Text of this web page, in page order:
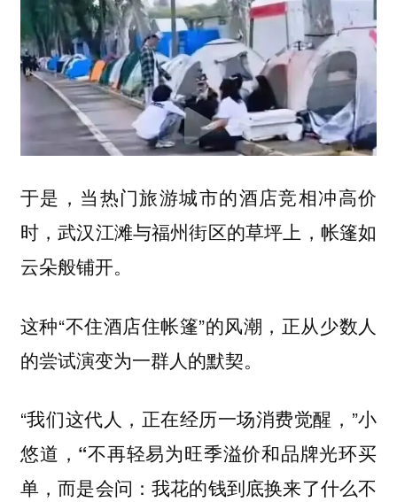
于是，当热门旅游城市的酒店竞相冲高价
时，武汉江滩与福州街区的草坪上，帐篷如
云朵般铺开。
这种“不住酒店住帐篷”的风潮，正从少数人
的尝试演变为一群人的默契。
“我们这代人，正在经历一场消费觉醒，”小
悠道， “不再轻易为旺季溢价和品牌光环买
单，而是会问：我花的钱到底换来了什么不